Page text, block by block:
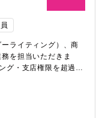
ライティング）、商
を担当いただきま
グ・支店権限を超過す
ポートフォリオの健
ョン・フォーム等の
質なリスクの排除を